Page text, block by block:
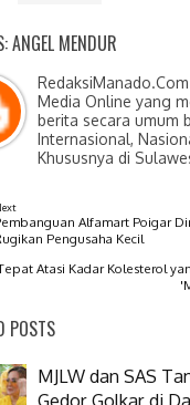
ANGEL MENDUR
Media Online yang
berita secara umum
Internasional,
Khususnya di
Alfamart Poigar
Pengusaha Kecil
Atasi Kadar Kolesterol
POSTS
MJLW dan SAS
Gedor Golkar di